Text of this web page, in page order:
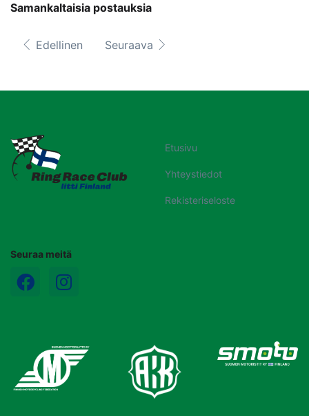
Samankaltaisia postauksia
Edellinen Seuraava
Etusivu
Yhteystiedot
Rekisteriseloste
Seuraa meitä